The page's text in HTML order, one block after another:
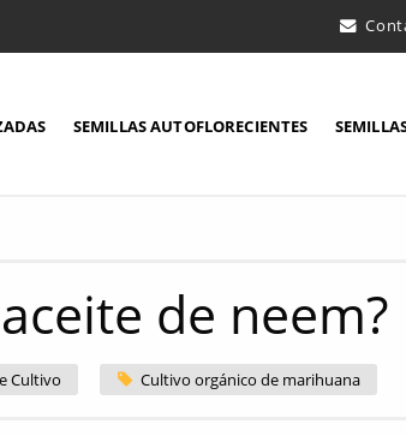
SEMILLAS AUTOFLORECIENTES
de neem?
Cultivo Cultivo orgánico de marihuana